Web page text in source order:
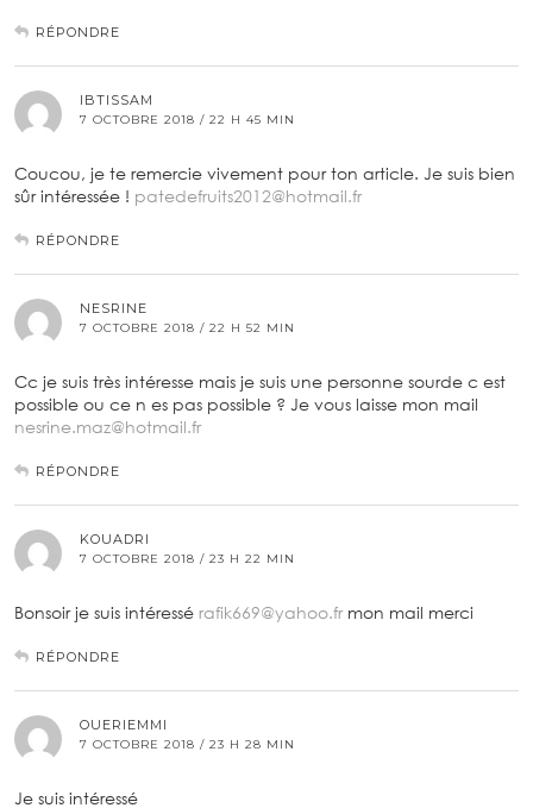
RÉPONDRE
IBTISSAM
7 OCTOBRE 2018 / 22 H 45 MIN
Coucou, je te remercie vivement pour ton article. Je suis bien
sûr intéressée ! patedefruits2012@hotmail.fr
RÉPONDRE
NESRINE
7 OCTOBRE 2018 / 22 H 52 MIN
Cc je suis très intéresse mais je suis une personne sourde c est
possible ou ce n es pas possible ? Je vous laisse mon mail
nesrine.maz@hotmail.fr
RÉPONDRE
KOUADRI
7 OCTOBRE 2018 / 23 H 22 MIN
Bonsoir je suis intéressé rafik669@yahoo.fr mon mail merci
RÉPONDRE
OUERIEMMI
7 OCTOBRE 2018 / 23 H 28 MIN
Je suis intéressé